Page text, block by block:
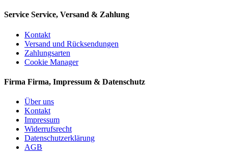
Service Service, Versand & Zahlung
Kontakt
Versand und Rücksendungen
Zahlungsarten
Cookie Manager
Firma Firma, Impressum & Datenschutz
Über uns
Kontakt
Impressum
Widerrufsrecht
Datenschutzerklärung
AGB